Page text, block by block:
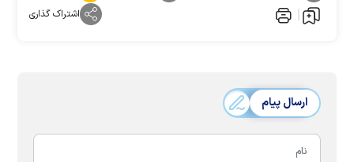
اشتراک گذاری
ارسال پیام